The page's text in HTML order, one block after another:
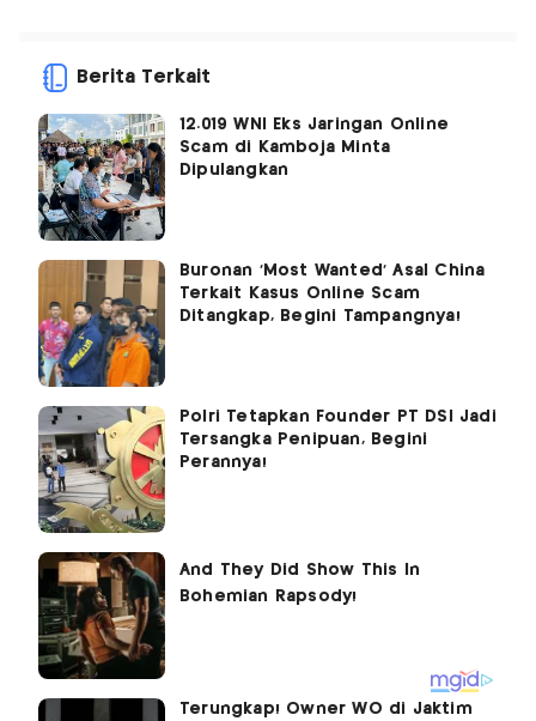
Berita Terkait
12.019 WNI Eks Jaringan Online
Scam di Kamboja Minta
Dipulangkan
Buronan 'Most Wanted' Asal China
Terkait Kasus Online Scam
Ditangkap, Begini Tampangnya!
Polri Tetapkan Founder PT DSI Jadi
Tersangka Penipuan, Begini
Perannya!
Terungkap! Owner WO di Jaktim